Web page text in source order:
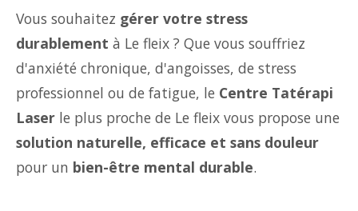
Vous souhaitez gérer votre stress
durablement à Le fleix ? Que vous souffriez
d'anxiété chronique, d'angoisses, de stress
professionnel ou de fatigue, le Centre Tatérapi
Laser le plus proche de Le fleix vous propose une
solution naturelle, efficace et sans douleur
pour un bien-être mental durable.